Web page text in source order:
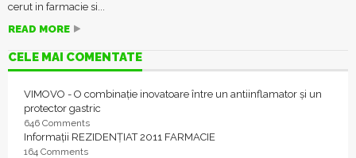
cerut in farmacie si...
READ MORE
CELE MAI COMENTATE
VIMOVO - O combinație inovatoare între un antiinflamator și un
protector gastric
646 Comments
Informații REZIDENȚIAT 2011 FARMACIE
164 Comments